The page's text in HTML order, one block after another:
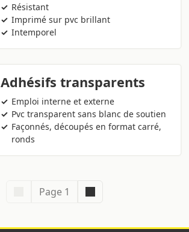
Résistant
Imprimé sur pvc brillant
Intemporel
Adhésifs transparents
Emploi interne et externe
Pvc transparent sans blanc de soutien
Façonnés, découpés en format carré,
ronds
Page 1